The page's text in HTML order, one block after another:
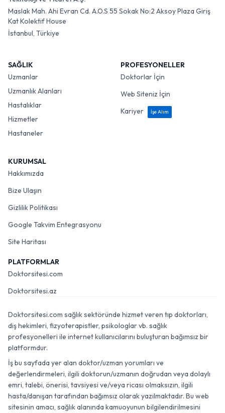
Maslak Mah. Ahi Evran Cd. A.O.S 55 Sokak No:2 Aksoy Plaza Giriş
Kat Kolektif House
İstanbul, Türkiye
SAĞLIK
Uzmanlar
Uzmanlık Alanları
Hastalıklar
Hizmetler
Hastaneler
PROFESYONELLER
Doktorlar İçin
Web Siteniz İçin
Kariyer
İşe Alım
KURUMSAL
Hakkımızda
Bize Ulaşın
Gizlilik Politikası
Google Takvim Entegrasyonu
Site Haritası
PLATFORMLAR
Doktorsitesi.com
Doktorsitesi.az
Doktorsitesi.com sağlık sektöründe hizmet veren tıp doktorları,
diş hekimleri, fizyoterapistler, psikologlar vb. sağlık
profesyonelleri ile internet kullanıcılarını buluşturan bağımsız bir
platformdur.
İş bu sayfada yer alan doktor/uzman yorumları ve
değerlendirmeleri, ilgili doktorun/uzmanın doğrudan veya dolaylı
emri, talebi, önerisi, tavsiyesi ve/veya ricası olmaksızın, ilgili
hasta/danışan tarafından bağımsız olarak yazılmaktadır. Bu web
sitesinin amacı, sağlık alanında kamuoyunun bilgilendirilmesini